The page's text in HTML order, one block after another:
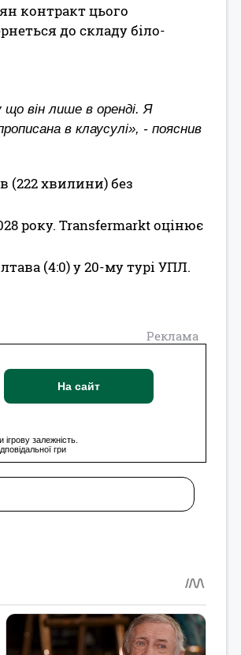
контракт цього
до складу біло-
він лише в оренді. Я
в клаусулі», - пояснив
(222 хвилини) без
року. Transfermarkt оцінює
(4:0) у 20-му турі УПЛ.
Реклама
На сайт
залежність.
гри